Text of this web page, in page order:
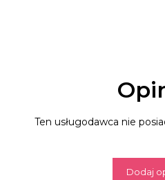
Ten usługodawca nie
Dodaj